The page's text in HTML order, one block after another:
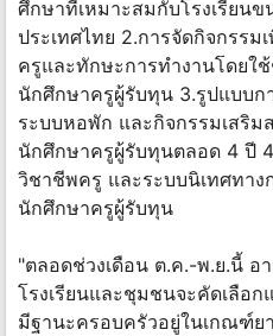
ศึกษาที่เหมาะสมกับโรงเรียน
ประเทศไทย 2.การจัดกิจกรร
ครูและทักษะการทำงานโดยใ
นักศึกษาครูผู้รับทุน 3.รูปแบบก
ระบบหอพัก และกิจกรรมเสริม
นักศึกษาครูผู้รับทุนตลอด 4 ปี
วิชาชีพครู และระบบนิเทศทาง
นักศึกษาครูผู้รับทุน
"ตลอดช่วงเดือน ต.ค.-พ.ย.นี้ อ
โรงเรียนและชุมชนจะคัดเลือ
มีฐานะครอบครัวอยู่ในเกณฑ์